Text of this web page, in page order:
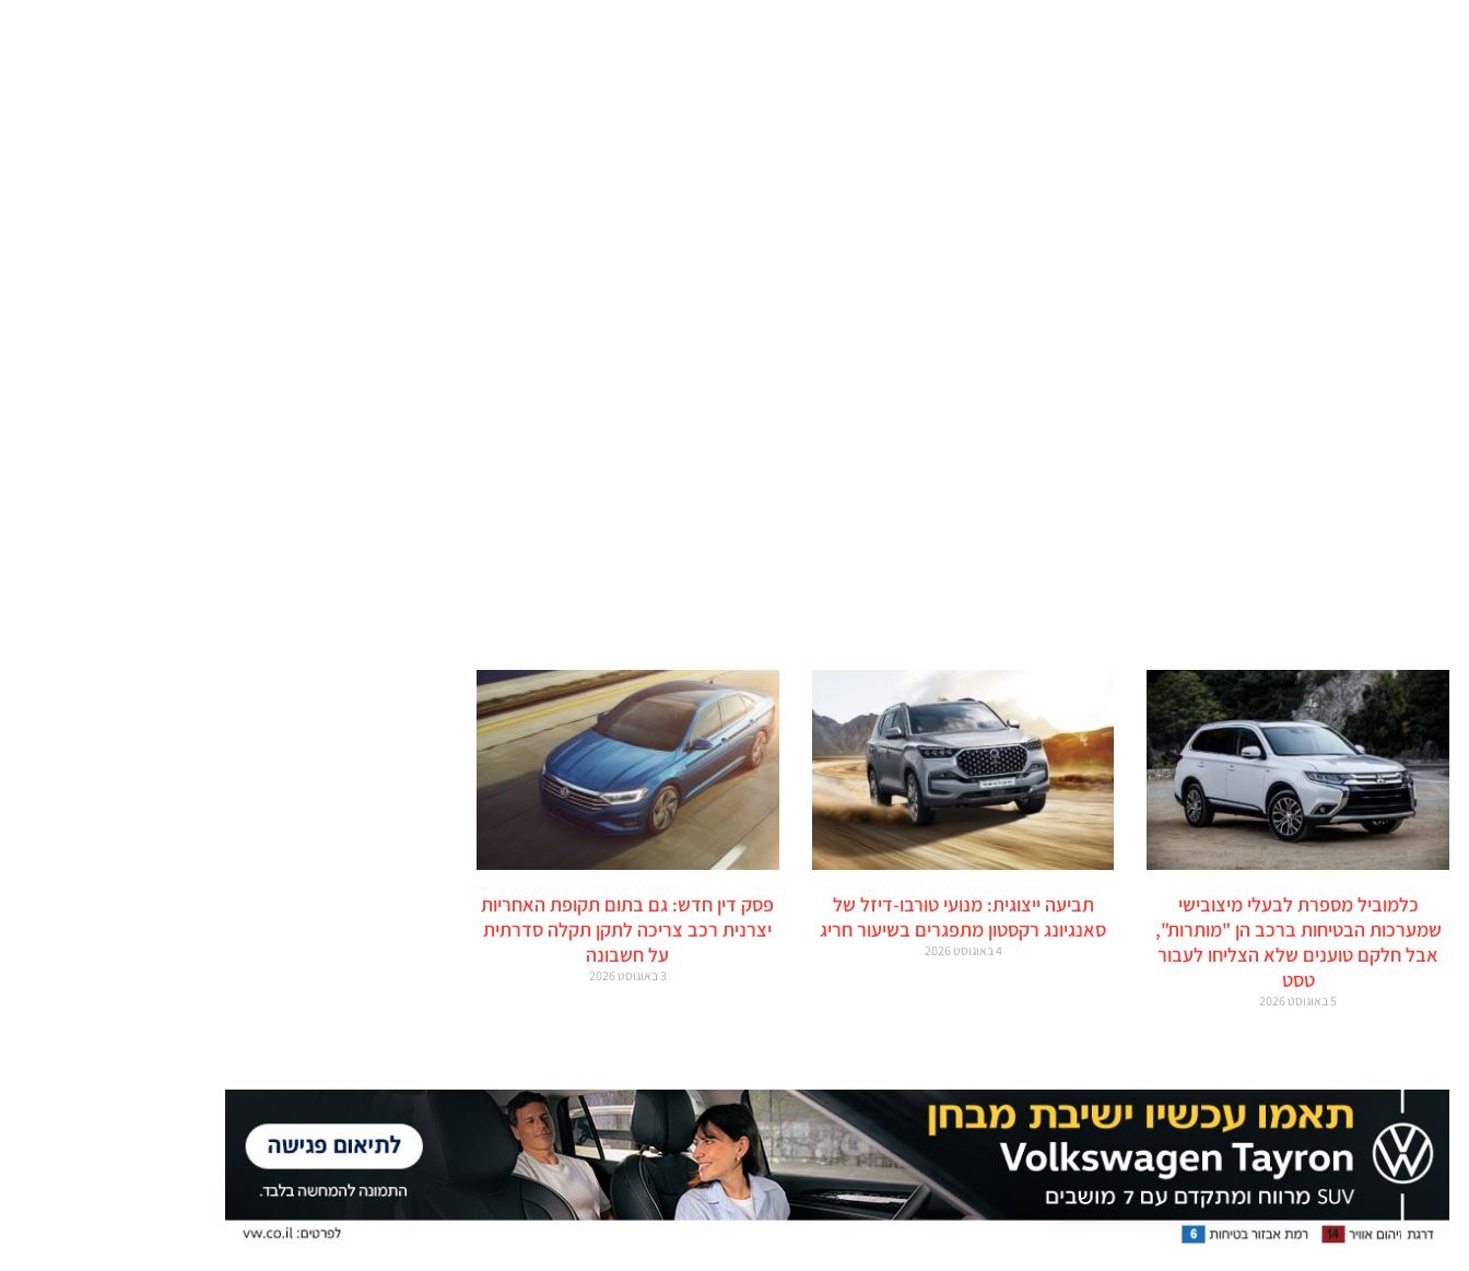
כלמוביל מספרת לבעלי מיצובישי
שמערכות הבטיחות ברכב הן "מותרות",
אבל חלקם טוענים שלא הצליחו לעבור
טסט
5 באוגוסט 2026
תביעה ייצוגית: מנועי טורבו-דיזל של
סאנגיונג רקסטון מתפגרים בשיעור חריג
4 באוגוסט 2026
פסק דין חדש: גם בתום תקופת האחריות
יצרנית רכב צריכה לתקן תקלה סדרתית
על חשבונה
3 באוגוסט 2026